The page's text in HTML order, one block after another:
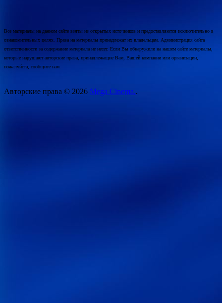
Все материалы на данном сайте взяты из открытых источников и предоставляются исключительно в
ознакомительных целях. Права на материалы принадлежат их владельцам. Администрация сайта
ответственности за содержание материала не несет. Если Вы обнаружили на нашем сайте материалы,
которые нарушают авторские права, принадлежащие Вам, Вашей компании или организации,
пожалуйста, сообщите нам.
Авторские права © 2026 Mega Cinema..